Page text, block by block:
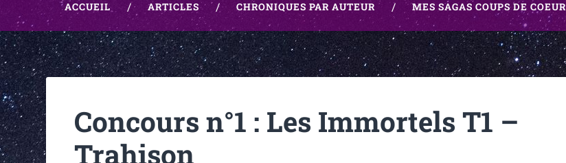
ACCUEIL ARTICLES CHRONIQUES PAR AUTEUR MES SAGAS COUPS DE COEUR
Concours n°1 : Les Immortels T1 –
Trahison